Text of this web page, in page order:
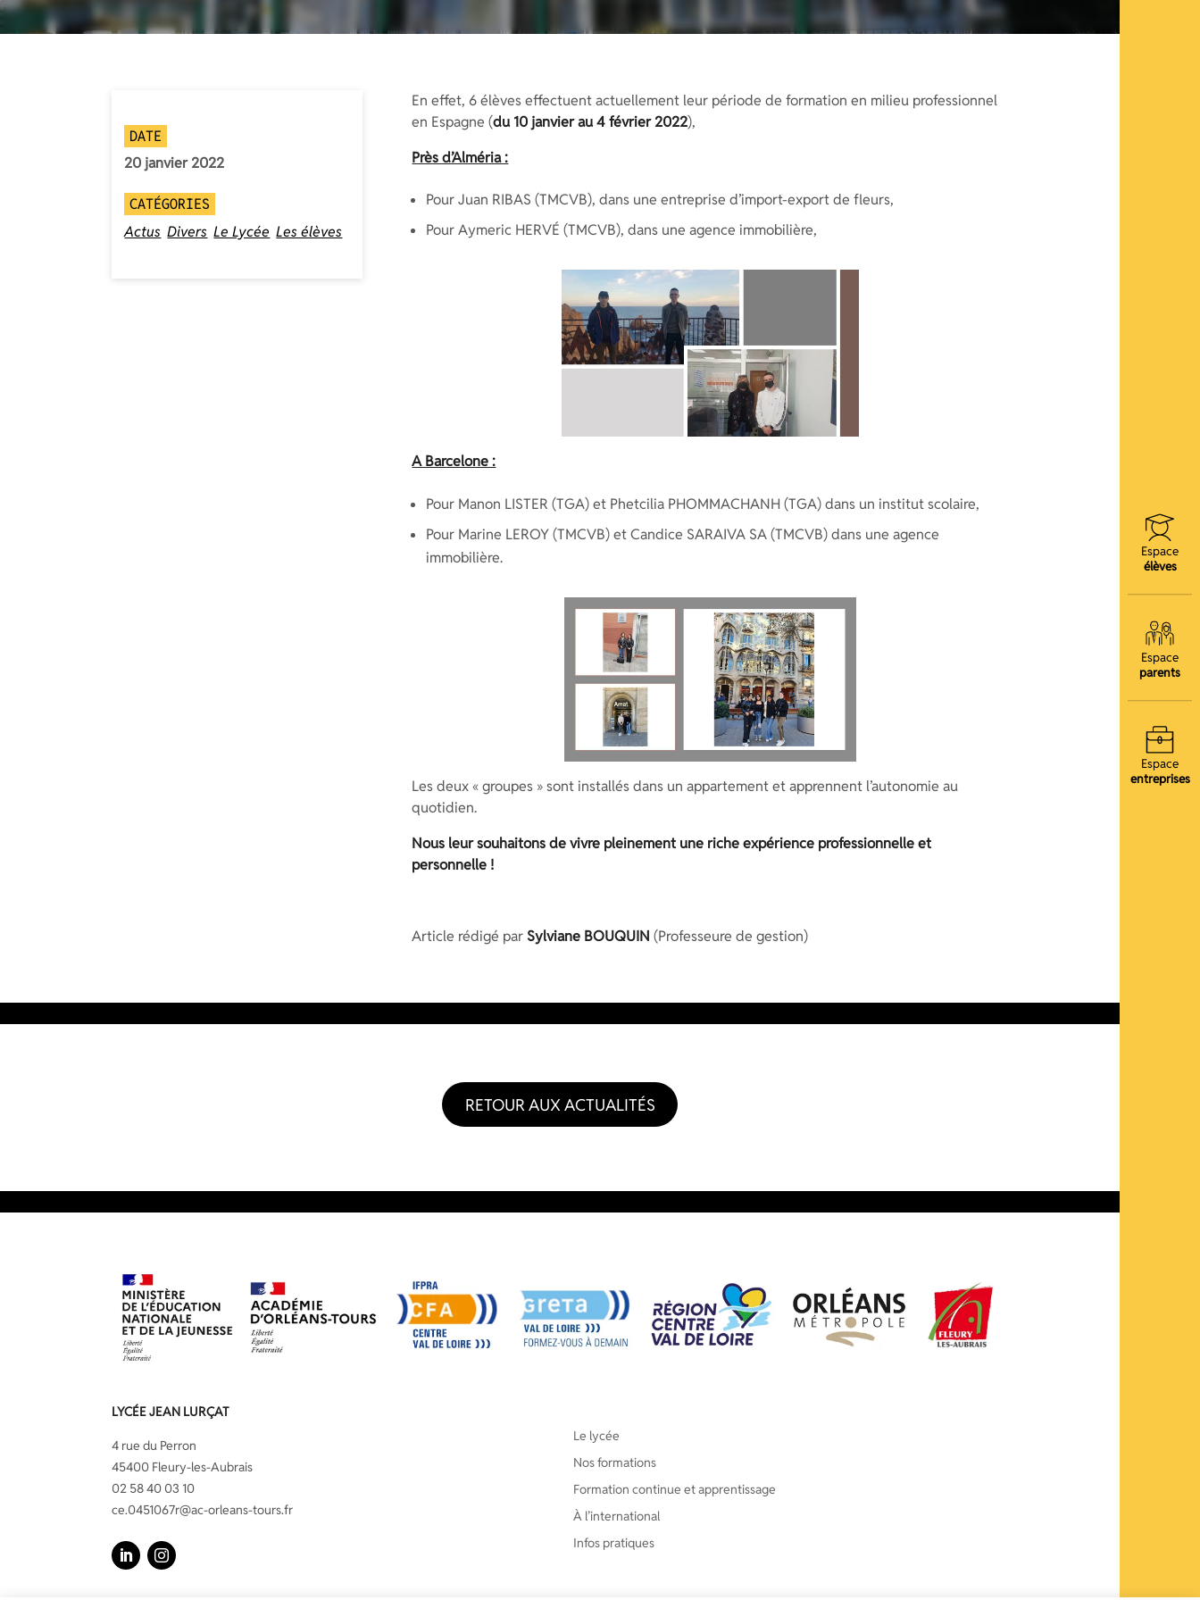
Espace
élèves
Espace
parents
Espace
entreprises
DATE
20 janvier 2022
CATÉGORIES
Actus Divers Le Lycée Les élèves
En effet, 6 élèves effectuent actuellement leur période de formation en milieu professionnel
en Espagne (du 10 janvier au 4 février 2022),
Près d’Alméria :
Pour Juan RIBAS (TMCVB), dans une entreprise d’import-export de fleurs,
Pour Aymeric HERVÉ (TMCVB), dans une agence immobilière,
A Barcelone :
Pour Manon LISTER (TGA) et Phetcilia PHOMMACHANH (TGA) dans un institut scolaire,
Pour Marine LEROY (TMCVB) et Candice SARAIVA SA (TMCVB) dans une agence
immobilière.
Les deux « groupes » sont installés dans un appartement et apprennent l’autonomie au
quotidien.
Nous leur souhaitons de vivre pleinement une riche expérience professionnelle et
personnelle !
Article rédigé par Sylviane BOUQUIN (Professeure de gestion)
RETOUR AUX ACTUALITÉS
LYCÉE JEAN LURÇAT
4 rue du Perron
45400 Fleury-les-Aubrais
02 58 40 03 10
ce.0451067r@ac-orleans-tours.fr
Le lycée
Nos formations
Formation continue et apprentissage
À l’international
Infos pratiques